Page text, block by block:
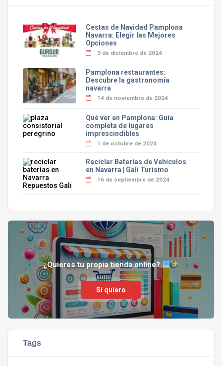
Cestas de Navidad Pamplona
Navarra: Elegir las Mejores
Opciones
3 de diciembre de 2024
Pamplona restaurantes:
Descubre la gastronomía
navarra
14 de noviembre de 2024
Qué ver en Pamplona: Guía
completa de lugares
imprescindibles
1 de octubre de 2024
Reciclar Baterías de Vehículos
en Navarra | Gali Turismo
16 de septiembre de 2024
¿Quieres tu propia tienda online?
Sí quiero
Tags